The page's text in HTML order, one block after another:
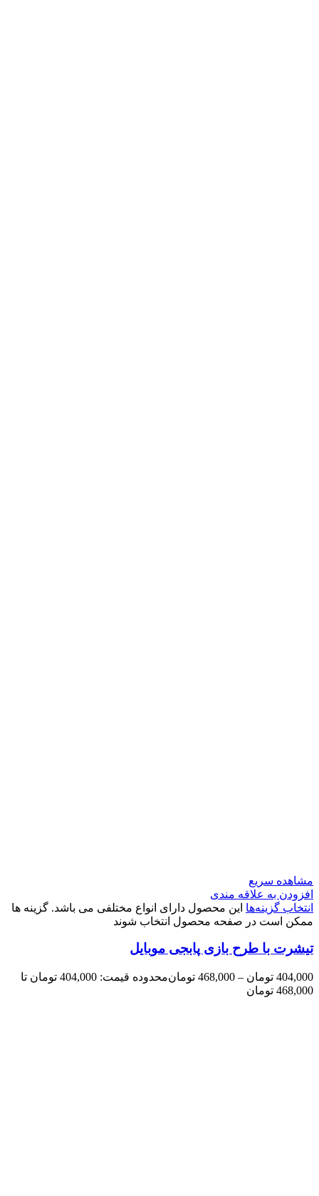
مشاهده سریع
افزودن به علاقه مندی
انتخاب گزینه‌ها این محصول دارای انواع مختلفی می باشد. گزینه ها
ممکن است در صفحه محصول انتخاب شوند
تیشرت با طرح بازی پابجی موبایل
404,000 تومان –
468,000 تومان
محدوده قیمت: 404,000 تومان تا
468,000 تومان